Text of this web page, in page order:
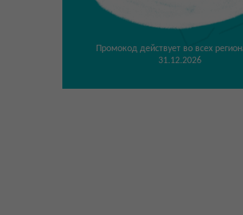
Промокод действует во всех
31.12.2026